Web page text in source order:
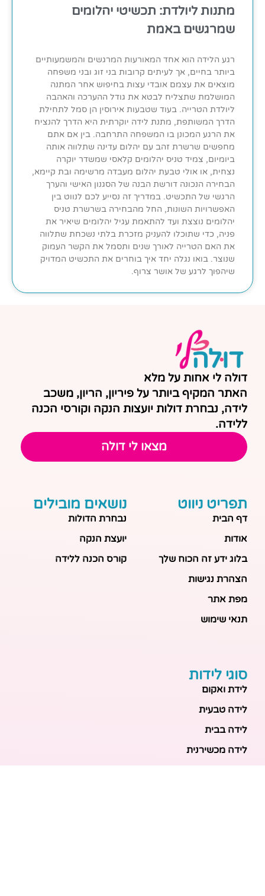
מתנות ליולדת: תכשיטי יהלומים
שמרגשים באמת
רגע הלידה הוא אחד המאורעות המרגשים והמשמעותיים
ביותר בחיים, אך לעיתים קרובות בני זוג ובני משפחה
מוצאים את עצמם אובדי עצות בחיפוש אחר המתנה
המושלמת שתצליח לבטא את גודל ההערכה והאהבה
ליולדת הטרייה. בעוד שטבעות אירוסין הן סמל לתחילת
הדרך המשותפת, מתנת לידה יוקרתית היא הדרך להנציח
את הרגע המכונן בו המשפחה התרחבה. בין אם אתם
מחפשים שרשרת זהב עם יהלום עדינה שתלווה אותה
ביומיום, צמיד טניס יהלומים קלאסי שמשדר יוקרה
נצחית, או אולי טבעת יהלום מעבדה מרשימה ובת קיימא,
הבחירה הנכונה דורשת הבנה של הסגנון האישי והערך
הרגשי של התכשיט. במדריך זה נסייע לכם לנווט בין
האפשרויות השונות, החל מהבחירה בשרשרת טניס
יהלומים נוצצת ועד להתאמת עגיל יהלומים שיאיר את
פניה, כדי שתוכלו להעניק מזכרת בלתי נשכחת שתלווה
את האם הטרייה לאורך שנים ותסמל את הקשר העמוק
שנוצר. בואו נגלה יחד איך בוחרים את התכשיט המדויק
שיהפוך לרגע של אושר צרוף.
דולה לי אחות על מלא
האתר המקיף ביותר על פיריון, הריון, משכב
לידה, נבחרת דולות יועצות הנקה וקורסי הכנה
ללידה.
מצאו לי דולה
תפריט ניווט
דף הבית
אודות
בלוג ידע זה הכוח שלך
הצהרת נגישות
מפת אתר
תנאי שימוש
נושאים מובילים
נבחרת הדולות
יועצת הנקה
קורס הכנה ללידה
סוגי לידות
לידת ואקום
לידה טבעית
לידה בבית
לידה מכשירנית